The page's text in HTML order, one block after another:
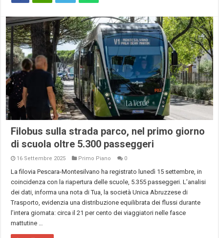
Filobus sulla strada parco, nel primo giorno
di scuola oltre 5.300 passeggeri
16 Settembre 2025 Primo Piano 0
La filovia Pescara-Montesilvano ha registrato lunedì 15 settembre, in
coincidenza con la riapertura delle scuole, 5.355 passeggeri. L’analisi
dei dati, informa una nota di Tua, la società Unica Abruzzese di
Trasporto, evidenzia una distribuzione equilibrata dei flussi durante
l’intera giornata: circa il 21 per cento dei viaggiatori nelle fasce
mattutine …